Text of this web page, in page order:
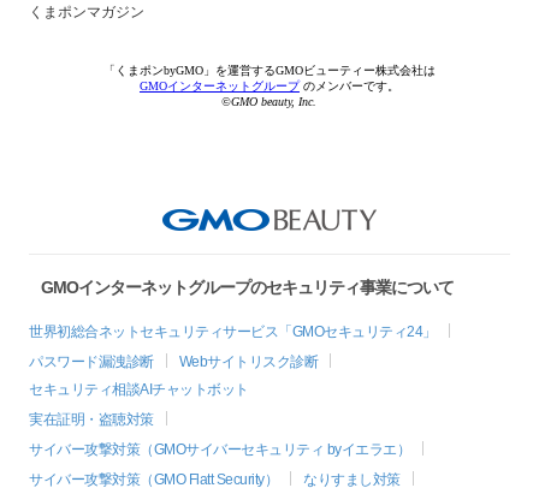
くまポンマガジン
「くまポンbyGMO」を運営するGMOビューティー株式会社は
GMOインターネットグループのメンバーです。
©GMO beauty, Inc.
GMOインターネットグループのセキュリティ事業について
世界初総合ネットセキュリティサービス「GMOセキュリティ24」
パスワード漏洩診断
Webサイトリスク診断
セキュリティ相談AIチャットボット
実在証明・盗聴対策
サイバー攻撃対策（GMOサイバーセキュリティ byイエラエ）
サイバー攻撃対策（GMO Flatt Security）
なりすまし対策